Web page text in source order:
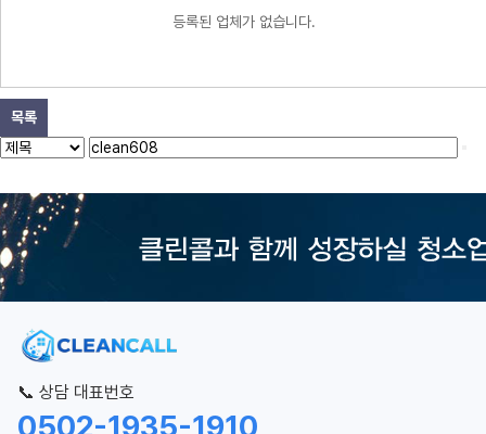
등록된 업체가 없습니다.
목록
📞 상담 대표번호
0502-1935-1910